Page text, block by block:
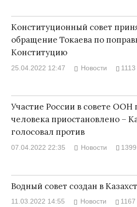
Конституционный совет
обращение Токаева по
Конституцию
25.04.2022 12:47 Новости 1113
Участие России в совете ООН
человека приостановлено –
голосовал против
07.04.2022 22:35 Новости 1399
Водный совет создан в
11.03.2022 14:55 Новости 1167